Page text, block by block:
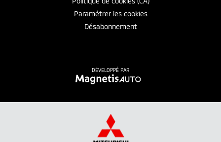
Paramétrer les cookies
Désabonnement
DÉVELOPPÉ PAR